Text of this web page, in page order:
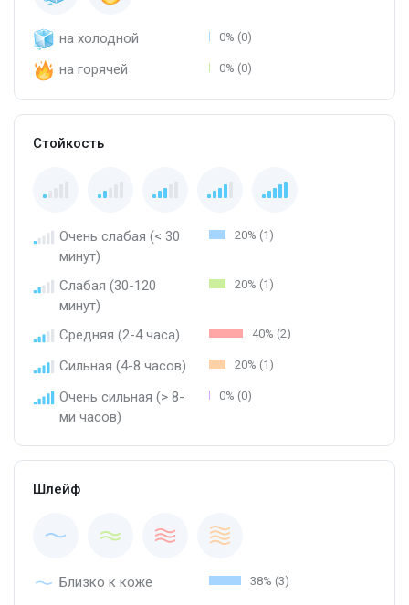
на холодной 0% (0)
на горячей 0% (0)
Стойкость
Очень слабая (< 30
минут)
20% (1)
Слабая (30-120
минут)
20% (1)
Средняя (2-4 часа) 40% (2)
Сильная (4-8 часов) 20% (1)
Очень сильная (> 8-
ми часов)
0% (0)
Шлейф
Близко к коже 38% (3)